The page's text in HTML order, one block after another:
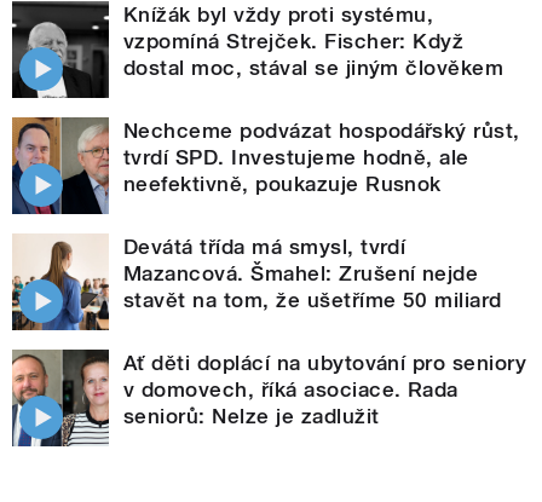
Knížák byl vždy proti systému,
vzpomíná Strejček. Fischer: Když
dostal moc, stával se jiným člověkem
Nechceme podvázat hospodářský růst,
tvrdí SPD. Investujeme hodně, ale
neefektivně, poukazuje Rusnok
Devátá třída má smysl, tvrdí
Mazancová. Šmahel: Zrušení nejde
stavět na tom, že ušetříme 50 miliard
Ať děti doplácí na ubytování pro seniory
v domovech, říká asociace. Rada
seniorů: Nelze je zadlužit